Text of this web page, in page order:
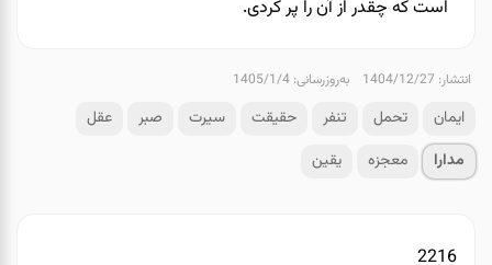
است که چقدر از آن را پر کردی.
انتشار: 1404/12/27 به‌روزرسانی: 1405/1/4
ایمان تحمل تنفر حقیقت سیرت صبر
عقل
مدارا
معجزه یقین
2216